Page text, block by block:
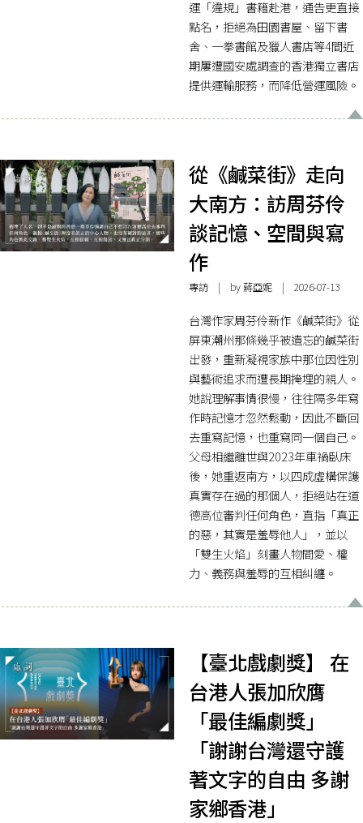
運「違規」書籍赴港，通告更直接
點名，拒絕為田園書屋、留下書
舍、一拳書館及獵人書店等4間近
期屢遭國安處調查的香港獨立書店
提供運輸服務，而降低營運風險。
從《鹹菜街》走向
大南方：訪周芬伶
談記憶、空間與寫
作
專訪| by 蔣亞妮 | 2026-07-13
台灣作家周芬伶新作《鹹菜街》從
屏東潮州那條幾乎被遺忘的鹹菜街
出發，重新凝視家族中那位因性別
與藝術追求而遭長期掩埋的親人。
她說理解事情很慢，往往隔多年寫
作時記憶才忽然鬆動，因此不斷回
去重寫記憶，也重寫同一個自己。
父母相繼離世與2023年車禍臥床
後，她重返南方，以四成虛構保護
真實存在過的那個人，拒絕站在道
德高位審判任何角色，直指「真正
的惡，其實是羞辱他人」，並以
「雙生火焰」刻畫人物間愛、權
力、義務與羞辱的互相糾纏。
【臺北戲劇獎】 在
台港人張加欣膺
「最佳編劇獎」
「謝謝台灣還守護
著文字的自由 多謝
家鄉香港」